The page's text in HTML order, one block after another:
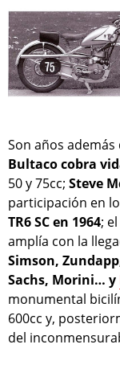
Son años
Bultaco cobra
50 y 75cc; Steve
participación en
TR6 SC en 1964;
amplía con la
Simson,
Sachs, Morini… y
monumental
600cc y,
del